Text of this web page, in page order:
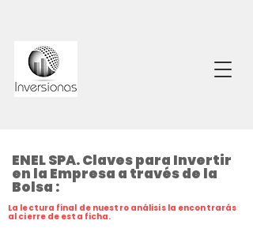
ENEL SPA. Claves para Invertir
en la Empresa a través de la
Bolsa :
La lectura final de nuestro análisis la encontrarás
al cierre de esta ficha.